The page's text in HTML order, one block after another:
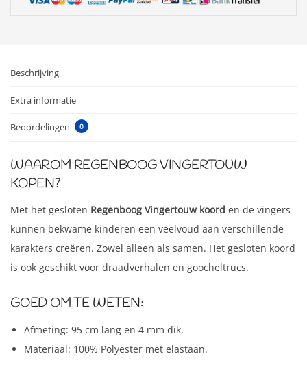
Beschrijving
Extra informatie
Beoordelingen 0
WAAROM REGENBOOG VINGERTOUW
KOPEN?
Met het gesloten Regenboog Vingertouw koord en de vingers
kunnen bekwame kinderen een veelvoud aan verschillende
karakters creëren. Zowel alleen als samen. Het gesloten koord
is ook geschikt voor draadverhalen en goocheltrucs.
GOED OM TE WETEN:
Afmeting: 95 cm lang en 4 mm dik.
Materiaal: 100% Polyester met elastaan.